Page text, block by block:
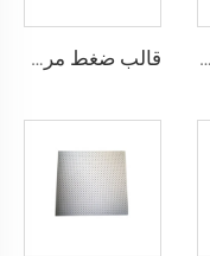
الفخار قالب ضغط مركب لخوذة pasgt